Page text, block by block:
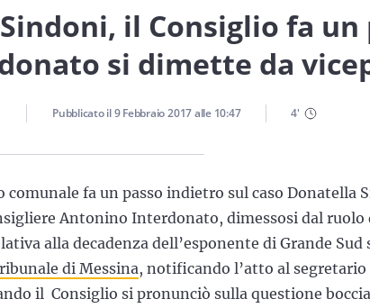
il Consiglio fa
si dimette da
Pubblicato il9 Febbraio 2017alle 10:47 4'
comunale fa un passo indietro sul caso
Antonino Interdonato, dimessosi dal
alla decadenza dell’esponente di Grande
di Messina, notificando l’atto al segretario
il Consiglio si pronunciò sulla questione